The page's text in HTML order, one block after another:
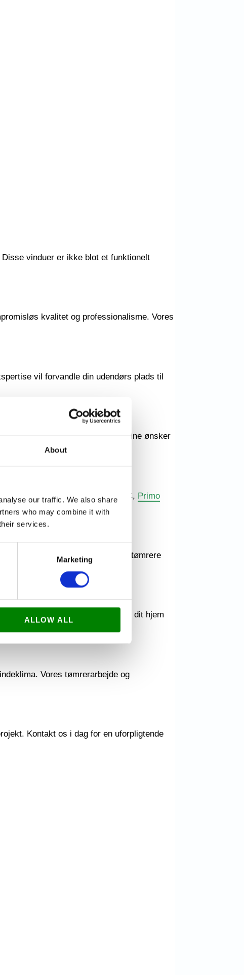
About
our traffic. We also share
who may combine it with
services.
Marketing
ALLOW ALL
vinduer er ikke blot et funktionelt
kvalitet og professionalisme. Vores
vil forvandle din udendørs plads til
der er helt skræddersyet til dine ønsker
til virkelighed.
førende mærker som VELFAC, Primo
giver din bolig et nyt liv. Vores tømrere
vinduer, der tilfører elegance til dit hjem
Vores tømrerarbejde og
Kontakt os i dag for en uforpligtende